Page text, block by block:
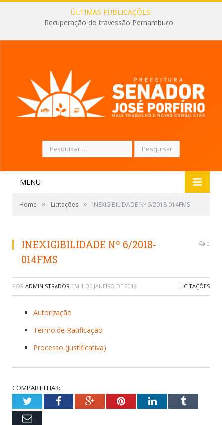
ÚLTIMAS PUBLICAÇÕES:
Recuperação do travessão Pernambuco
Pesquisar
por:
MENU
Home » Licitações » INEXIGIBILIDADE Nº 6/2018-014FMS
INEXIGIBILIDADE Nº 6/2018-
014FMS
0
POR ADMINISTRADOR EM 1 DE JANEIRO DE 2018 LICITAÇÕES
Autorização
Termo de Ratificação
Processo (Justificativa)
COMPARTILHAR:
TwitterFacebookGoogle+PinterestLinkedInTumblr
Email